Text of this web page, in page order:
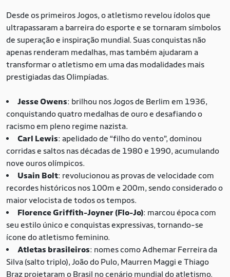
Desde os primeiros Jogos, o atletismo revelou ídolos que
ultrapassaram a barreira do esporte e se tornaram símbolos
de superação e inspiração mundial. Suas conquistas não
apenas renderam medalhas, mas também ajudaram a
transformar o atletismo em uma das modalidades mais
prestigiadas das Olimpíadas.
Jesse Owens: brilhou nos Jogos de Berlim em 1936,
conquistando quatro medalhas de ouro e desafiando o
racismo em pleno regime nazista.
Carl Lewis: apelidado de “filho do vento”, dominou
corridas e saltos nas décadas de 1980 e 1990, acumulando
nove ouros olímpicos.
Usain Bolt: revolucionou as provas de velocidade com
recordes históricos nos 100m e 200m, sendo considerado o
maior velocista de todos os tempos.
Florence Griffith-Joyner (Flo-Jo): marcou época com
seu estilo único e conquistas expressivas, tornando-se
ícone do atletismo feminino.
Atletas brasileiros: nomes como Adhemar Ferreira da
Silva (salto triplo), João do Pulo, Maurren Maggi e Thiago
Braz projetaram o Brasil no cenário mundial do atletismo.